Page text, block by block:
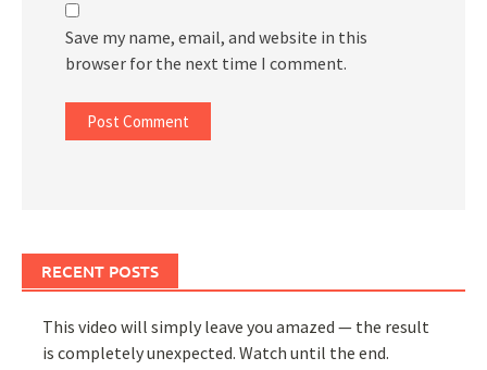
Save my name, email, and website in this
browser for the next time I comment.
RECENT POSTS
This video will simply leave you amazed — the result
is completely unexpected. Watch until the end.